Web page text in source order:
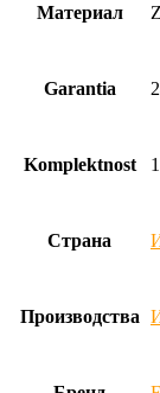
Материал
Garantia
Komplektnost
Страна
Производства